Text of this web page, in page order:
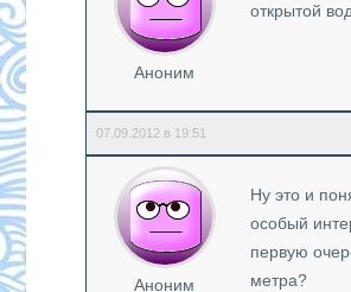
Аноним
открытой
07.09.2012 в 19:51
Аноним
Ну это и
особый
первую
метра?